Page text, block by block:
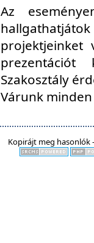
Az
Szakosztály
Várunk
Kopirájt meg hasonlók